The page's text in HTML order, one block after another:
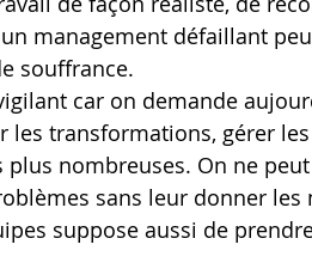
management défaillant
souffrance.
car on demande
les transformations, gérer
nombreuses. On ne
sans leur donner
suppose aussi de